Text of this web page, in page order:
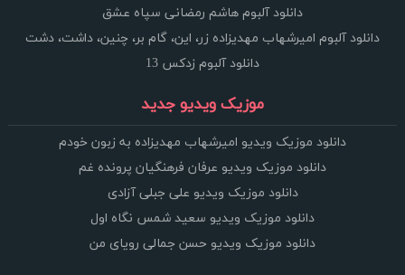
دانلود آلبوم هاشم رمضانی سپاه عشق
دانلود آلبوم امیرشهاب مهدیزاده زر، این، گام بر، چنین، داشت، دشت
دانلود آلبوم زدکس 13
موزیک ویدیو جدید
دانلود موزیک ویدیو امیرشهاب مهدیزاده به زبون خودم
دانلود موزیک ویدیو عرفان فرهنگیان پرونده غم
دانلود موزیک ویدیو علی جبلی آزادی
دانلود موزیک ویدیو سعید شمس نگاه اول
دانلود موزیک ویدیو حسن جمالی رویای من